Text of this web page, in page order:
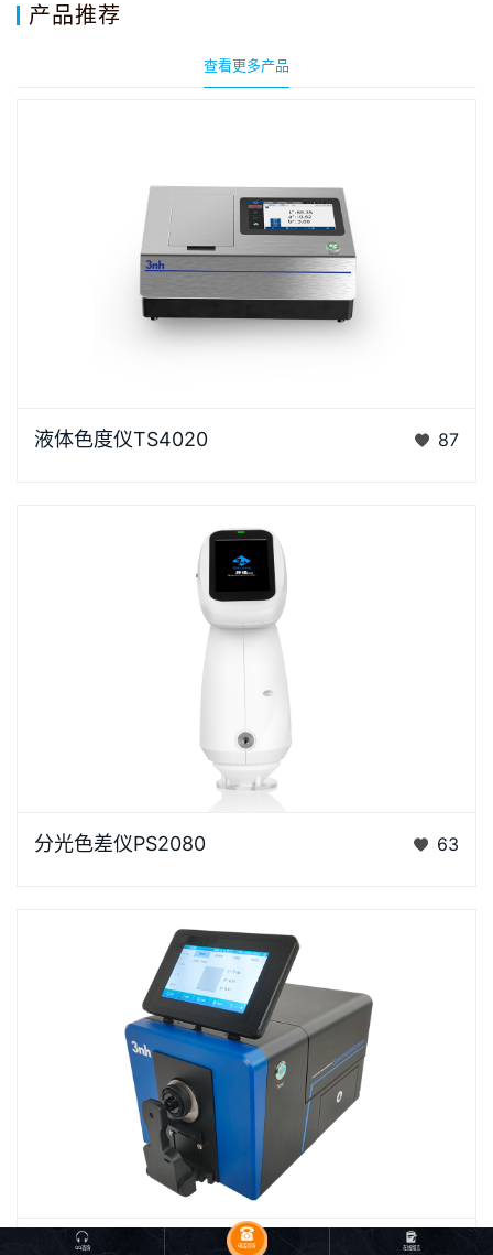
产品推荐
查看更多产品
体色度测量设计的高精度色彩分析利器。采用D/0光学
液体色度仪TS4020 87
系列的昵称，“胖妞&rdq…
分光色差仪PS2080 63
台式分光测色仪TS8500是3nh运用自主分光核心技术
台式分光测色仪TS8500
QQ咨询 电话咨询 在线留言